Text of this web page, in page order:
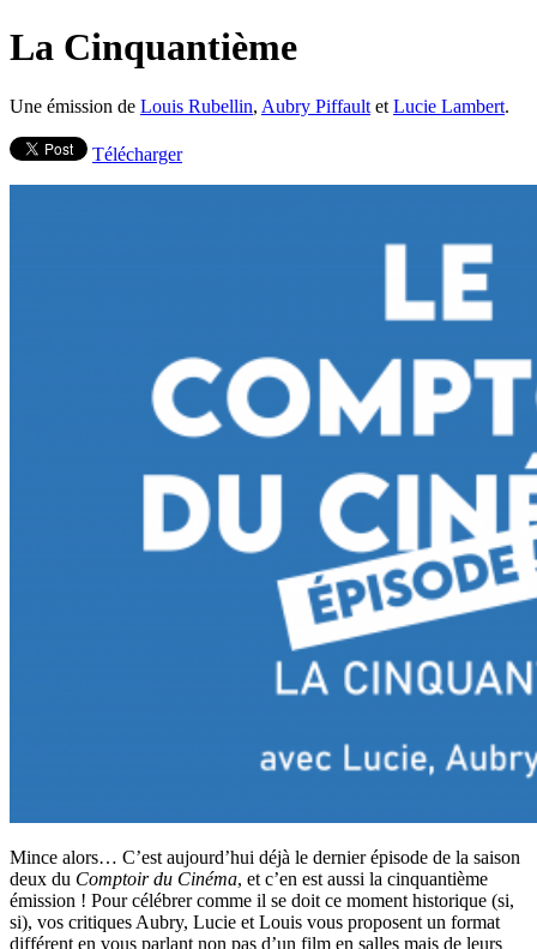
La Cinquantième
Une émission de Louis Rubellin, Aubry Piffault et Lucie Lambert.
Télécharger
Mince alors… C’est aujourd’hui déjà le dernier épisode de la saison
deux du Comptoir du Cinéma, et c’en est aussi la cinquantième
émission ! Pour célébrer comme il se doit ce moment historique (si,
si), vos critiques Aubry, Lucie et Louis vous proposent un format
différent en vous parlant non pas d’un film en salles mais de leurs